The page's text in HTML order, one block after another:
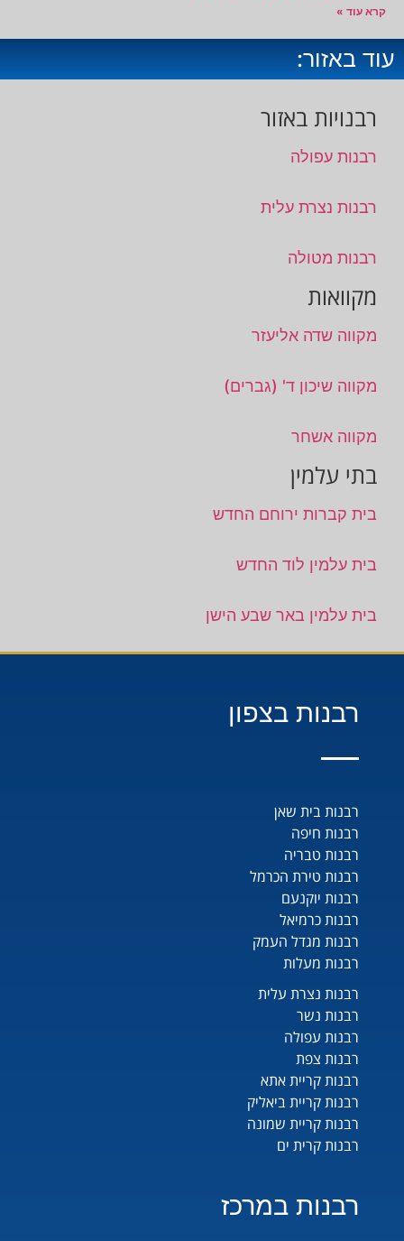
קרא עוד »
עוד באזור:
רבנויות באזור
רבנות עפולה
רבנות נצרת עלית
רבנות מטולה
מקוואות
מקווה שדה אליעזר
מקווה שיכון ד' (גברים)
מקווה אשחר
בתי עלמין
בית קברות ירוחם החדש
בית עלמין לוד החדש
בית עלמין באר שבע הישן
רבנות בצפון
רבנות בית שאן
רבנות חיפה
רבנות טבריה
רבנות טירת הכרמל
רבנות יוקנעם
רבנות כרמיאל
רבנות מגדל העמק
רבנות מעלות
רבנות נצרת עלית
רבנות נשר
רבנות עפולה
רבנות צפת
רבנות קריית אתא
רבנות קריית ביאליק
רבנות קריית שמונה
רבנות קרית ים
רבנות במרכז